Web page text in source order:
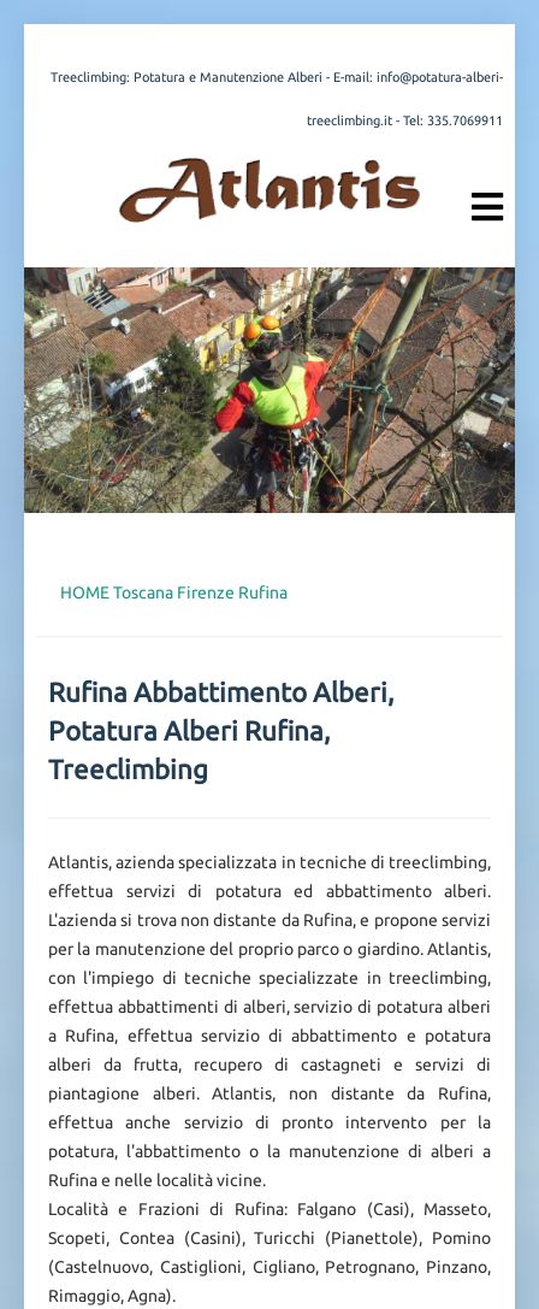
Treeclimbing: Potatura e Manutenzione Alberi - E-mail: info@potatura-alberi-
treeclimbing.it - Tel: 335.7069911
HOME Toscana Firenze Rufina
Rufina Abbattimento Alberi,
Potatura Alberi Rufina,
Treeclimbing
Atlantis, azienda specializzata in tecniche di treeclimbing,
effettua servizi di potatura ed abbattimento alberi.
L'azienda si trova non distante da Rufina, e propone servizi
per la manutenzione del proprio parco o giardino. Atlantis,
con l'impiego di tecniche specializzate in treeclimbing,
effettua abbattimenti di alberi, servizio di potatura alberi
a Rufina, effettua servizio di abbattimento e potatura
alberi da frutta, recupero di castagneti e servizi di
piantagione alberi. Atlantis, non distante da Rufina,
effettua anche servizio di pronto intervento per la
potatura, l'abbattimento o la manutenzione di alberi a
Rufina e nelle località vicine.
Località e Frazioni di Rufina: Falgano (Casi), Masseto,
Scopeti, Contea (Casini), Turicchi (Pianettole), Pomino
(Castelnuovo, Castiglioni, Cigliano, Petrognano, Pinzano,
Rimaggio, Agna).